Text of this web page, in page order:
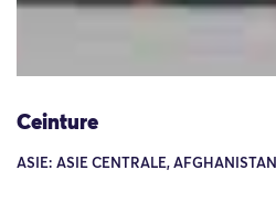
Ceinture
ASIE: ASIE CENTRALE, AFGHANISTAN